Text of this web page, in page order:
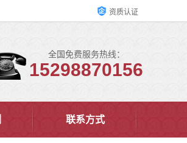
资质认证
全国免费服务热线：
15298870156
联系方式